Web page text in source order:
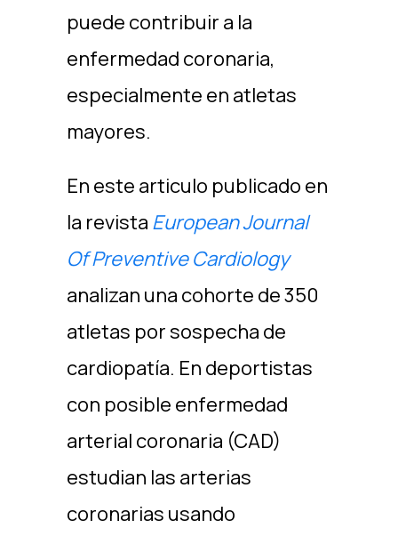
puede contribuir a la
enfermedad coronaria,
especialmente en atletas
mayores.
En este articulo publicado en
la revista European Journal
Of Preventive Cardiology
analizan una cohorte de 350
atletas por sospecha de
cardiopatía. En deportistas
con posible enfermedad
arterial coronaria (CAD)
estudian las arterias
coronarias usando